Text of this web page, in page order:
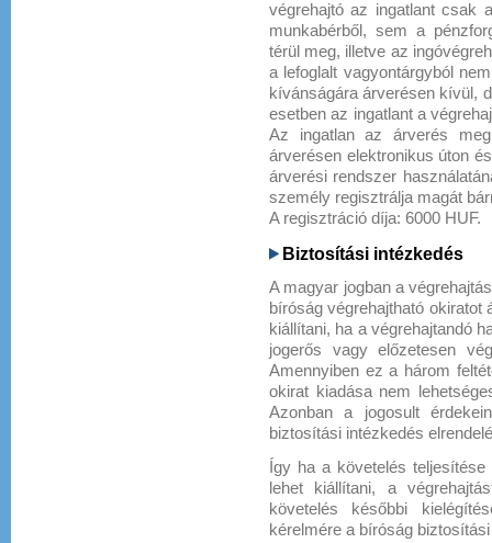
végrehajtó az ingatlant csak
munkabérből, sem a
térül meg, illetve az
a lefoglalt vagyontárgyból
kívánságára árverésen kívül,
esetben az ingatlant a
Az ingatlan az árverés
árverésen elektronikus úton
árverési rendszer
személy regisztrálja magát
A regisztráció díja: 6000 HUF.
Biztosítási intézkedés
A magyar jogban a
bíróság végrehajtható okiratot
kiállítani, ha a végrehajtandó
jogerős vagy előzetesen
Amennyiben ez a három
okirat kiadása nem
Azonban a jogosult
biztosítási intézkedés
Így ha a követelés
lehet kiállítani, a
követelés későbbi
kérelmére a bíróság